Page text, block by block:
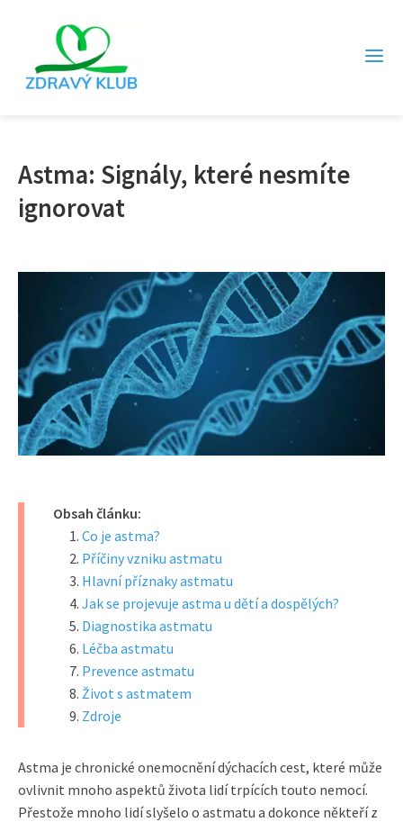
Astma: Signály, které nesmíte
ignorovat
Obsah článku:
Co je astma?
Příčiny vzniku astmatu
Hlavní příznaky astmatu
Jak se projevuje astma u dětí a dospělých?
Diagnostika astmatu
Léčba astmatu
Prevence astmatu
Život s astmatem
Zdroje
Astma je chronické onemocnění dýchacích cest, které může
ovlivnit mnoho aspektů života lidí trpících touto nemocí.
Přestože mnoho lidí slyšelo o astmatu a dokonce někteří z